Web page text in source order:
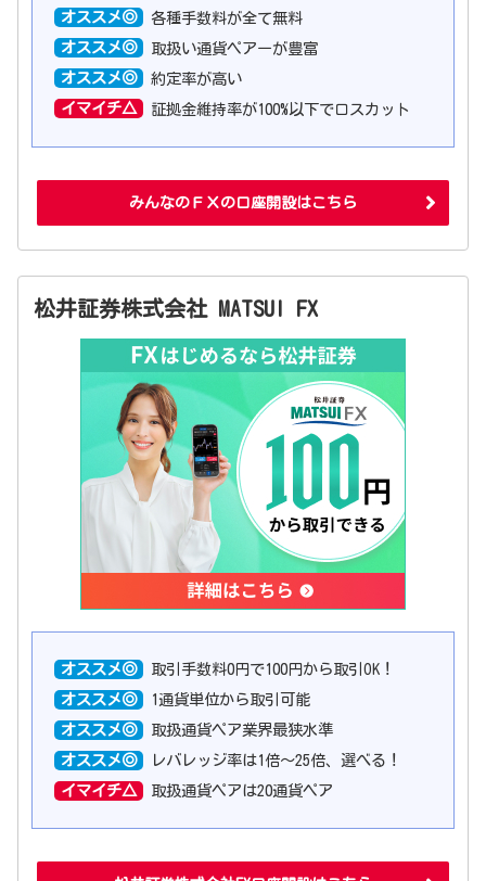
オススメ◎ 各種手数料が全て無料
オススメ◎ 取扱い通貨ペアーが豊富
オススメ◎ 約定率が高い
イマイチ△ 証拠金維持率が100%以下でロスカット
みんなのＦＸの口座開設はこちら
松井証券株式会社 MATSUI FX
オススメ◎ 取引手数料0円で100円から取引OK！
オススメ◎ 1通貨単位から取引可能
オススメ◎ 取扱通貨ペア業界最狭水準
オススメ◎ レバレッジ率は1倍〜25倍、選べる！
イマイチ△ 取扱通貨ペアは20通貨ペア